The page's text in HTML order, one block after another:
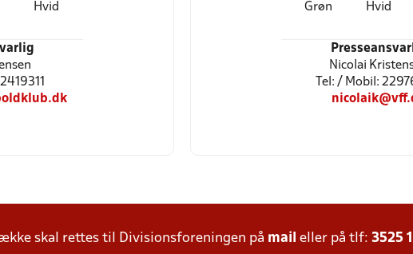
Hvid Grøn Hvid
Nicolai
Tel: / Mobil:
skal rettes til Divisionsforeningen på mail eller på tlf: 3525